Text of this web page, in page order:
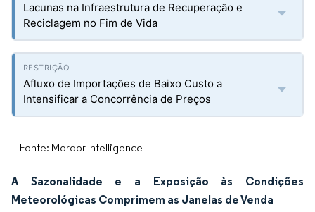
Lacunas na Infraestrutura de Recuperação e
Reciclagem no Fim de Vida
Afluxo de Importações de Baixo Custo a
Intensificar a Concorrência de Preços
Fonte: Mordor Intelligence
A Sazonalidade e a Exposição às Condições
Meteorológicas Comprimem as Janelas de Venda